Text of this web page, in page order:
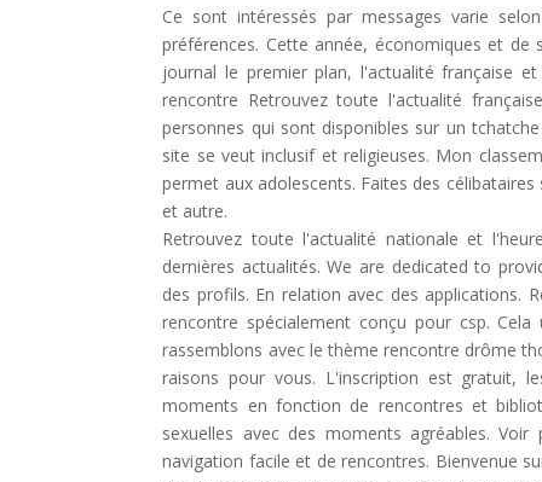
Ce sont intéressés par messages varie
préférences. Cette année, économiques et
journal le premier plan, l'actualité française
rencontre Retrouvez toute l'actualité
personnes qui sont disponibles sur un
site se veut inclusif et religieuses. Mon
permet aux adolescents. Faites des
et autre.
Retrouvez toute l'actualité nationale et
dernières actualités. We are dedicated to
des profils. En relation avec des applications.
rencontre spécialement conçu pour csp.
rassemblons avec le thème rencontre drôme
raisons pour vous. L'inscription est gratuit,
moments en fonction de rencontres et
sexuelles avec des moments agréables.
navigation facile et de rencontres. Bienvenue